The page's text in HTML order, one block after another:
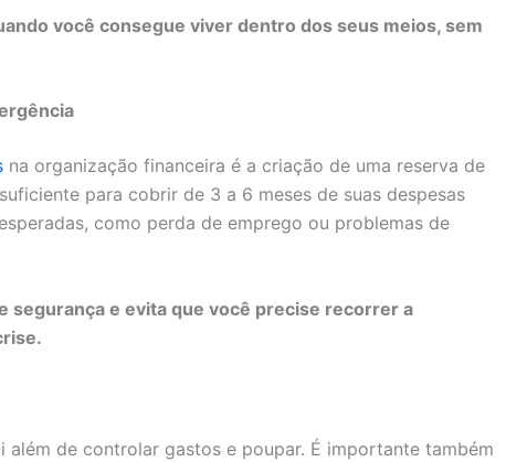
você consegue viver dentro dos seus meios, sem
na organização financeira é a criação de uma reserva de
para cobrir de 3 a 6 meses de suas despesas
como perda de emprego ou problemas de
segurança e evita que você precise recorrer a
além de controlar gastos e poupar. É importante também